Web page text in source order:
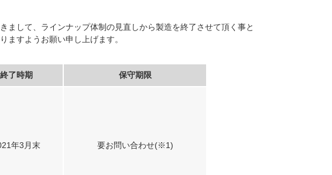
まして、ラインナップ体制の見直しから製造を終了させて頂く事と
ますようお願い申し上げます。
終了時期 保守期限
年3月末 要お問い合わせ(※1)